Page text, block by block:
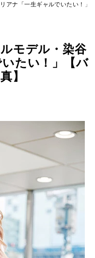
アナ「一生ギャルでいたい！」
モデル・染谷
たい！」【バ
】